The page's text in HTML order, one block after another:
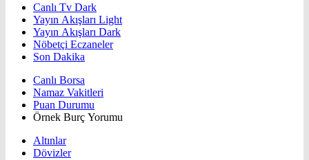
Canlı Tv Dark
Yayın Akışları Light
Yayın Akışları Dark
Nöbetçi Eczaneler
Son Dakika
Canlı Borsa
Namaz Vakitleri
Puan Durumu
Örnek Burç Yorumu
Altınlar
Dövizler